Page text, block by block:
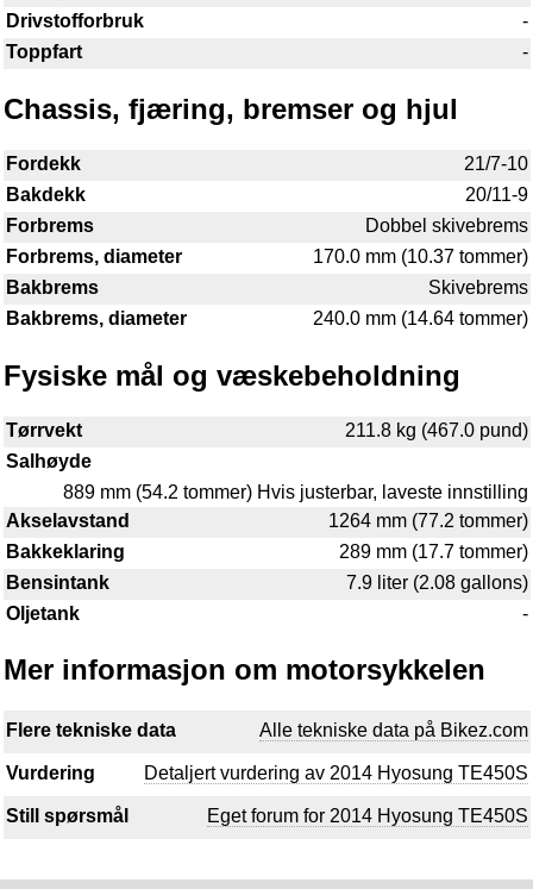
Drivstofforbruk
-
Toppfart
-
Chassis, fjæring, bremser og hjul
Fordekk
21/7-10
Bakdekk
20/11-9
Forbrems
Dobbel skivebrems
Forbrems, diameter
170.0 mm (10.37 tommer)
Bakbrems
Skivebrems
Bakbrems, diameter
240.0 mm (14.64 tommer)
Fysiske mål og væskebeholdning
Tørrvekt
211.8 kg (467.0 pund)
Salhøyde
889 mm (54.2 tommer) Hvis justerbar, laveste innstilling
Akselavstand
1264 mm (77.2 tommer)
Bakkeklaring
289 mm (17.7 tommer)
Bensintank
7.9 liter (2.08 gallons)
Oljetank
-
Mer informasjon om motorsykkelen
Flere tekniske data Alle tekniske data på Bikez.com
Vurdering Detaljert vurdering av 2014 Hyosung TE450S
Still spørsmål Eget forum for 2014 Hyosung TE450S